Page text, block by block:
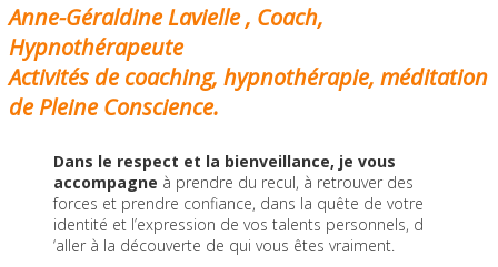
Réservez vite votre
place pour les séances
de groupe!
contactez les professeurs
Anne-Géraldine Lavielle , Coach,
Hypnothérapeute
Activités de coaching, hypnothérapie, méditation
de Pleine Conscience.
Dans le respect et la bienveillance, je vous
accompagne à prendre du recul, à retrouver des
forces et prendre confiance, dans la quête de votre
identité et l’expression de vos talents personnels, d
‘aller à la découverte de qui vous êtes vraiment.